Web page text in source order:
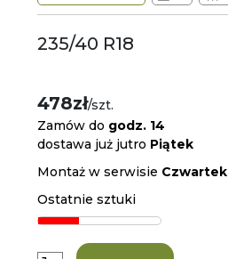
235/40 R18
478zł/szt.
Zamów do godz. 14
dostawa już jutro Piątek
Montaż w serwisie Czwartek
Ostatnie sztuki